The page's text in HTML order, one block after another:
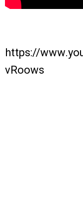
https://
vRoows